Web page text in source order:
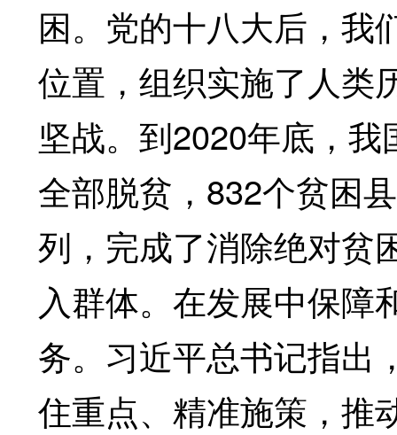
困。党的十八大后，我
位置，组织实施了人类
坚战。到2020年底，
全部脱贫，832个贫困
列，完成了消除绝对贫
入群体。在发展中保障
务。习近平总书记指出
住重点、精准施策，推